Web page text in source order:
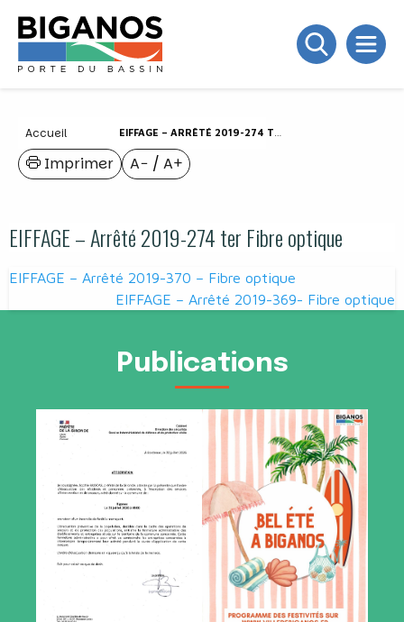
Accueil EIFFAGE – ARRÊTÉ 2019-274 TER FIBRE OPTIQUE
A− / A+
Imprimer
EIFFAGE – Arrêté 2019-274 ter Fibre optique
Navigation
de
EIFFAGE – Arrêté 2019-370 – Fibre optique
EIFFAGE – Arrêté 2019-369- Fibre optique
Publications